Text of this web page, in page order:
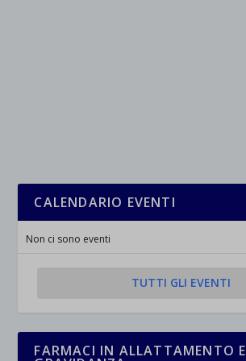
CALENDARIO EVENTI
Non ci sono eventi
TUTTI GLI EVENTI
FARMACI IN ALLATTAMENTO E